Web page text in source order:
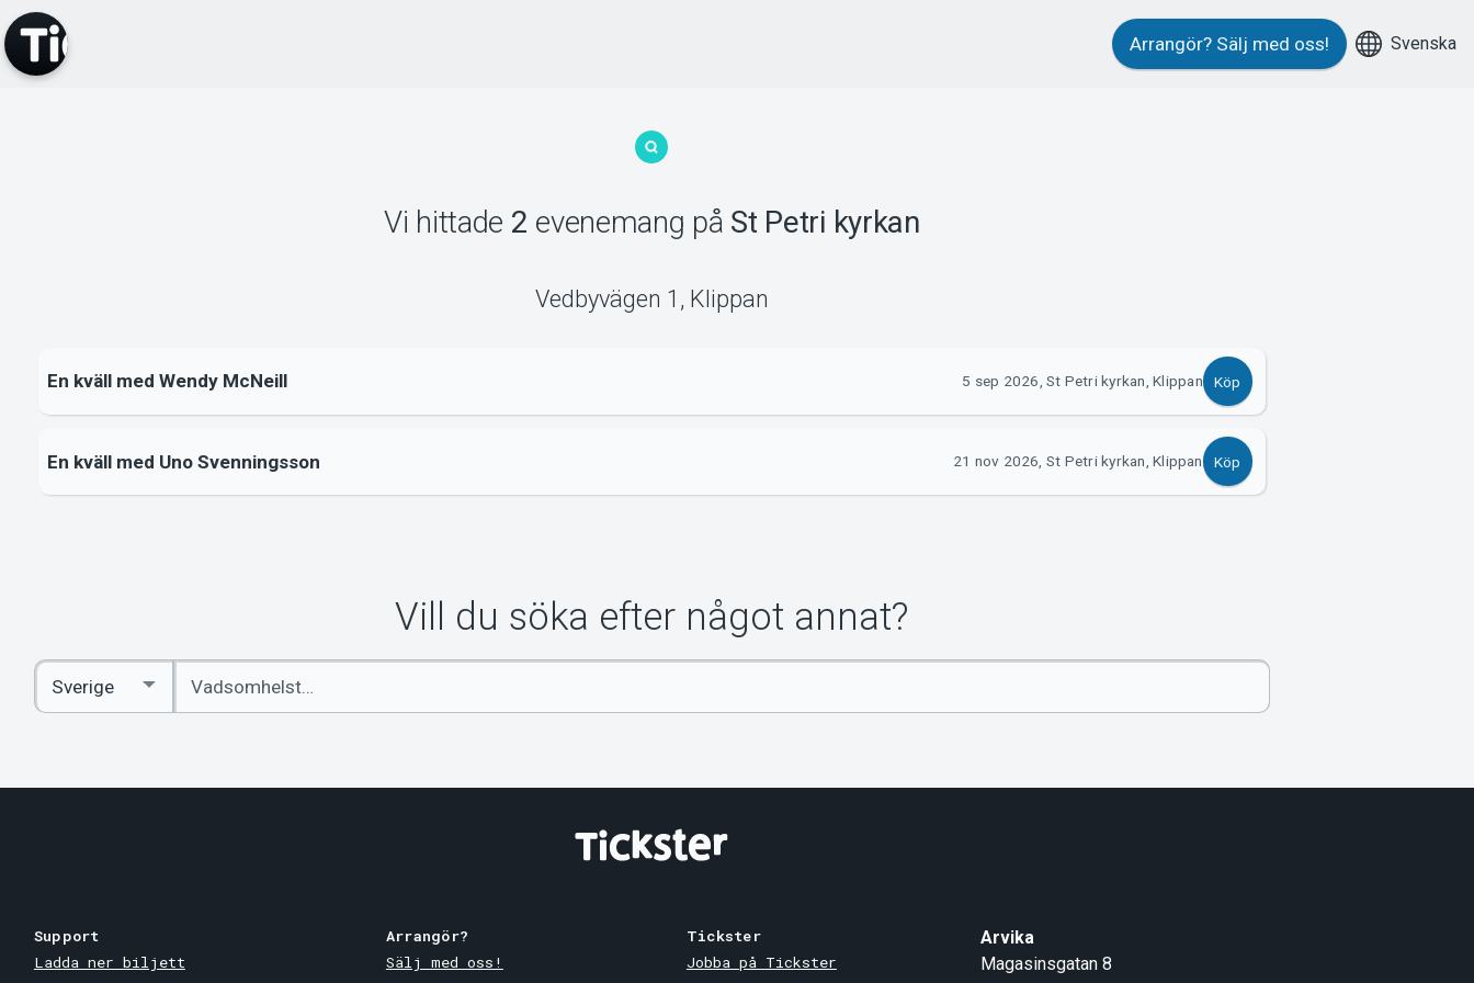
Arrangör? Sälj med oss! Svenska
Vi hittade 2 evenemang på St Petri kyrkan
Vedbyvägen 1 , Klippan
En kväll med Wendy McNeill 5 sep 2026, St Petri kyrkan, Klippan Köp
En kväll med Uno Svenningsson 21 nov 2026, St Petri kyrkan, Klippan Köp
Vill du söka efter något annat?
Ange
sökord
Select
Country
Support
Ladda ner biljett
Arrangör?
Sälj med oss!
Tickster
Jobba på Tickster
Arvika
Magasinsgatan 8